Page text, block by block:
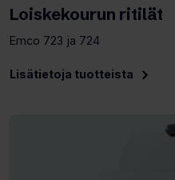
Loiskekourun ritilät
Emco 723 ja 724
Lisätietoja tuotteista